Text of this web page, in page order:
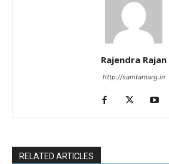
Rajendra Rajan
http://samtamarg.in
RELATED ARTICLES